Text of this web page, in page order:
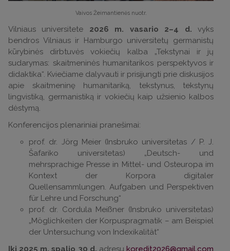
Vaivos Žeimantienės nuotr.
Vilniaus universitete 2026 m. vasario 2–4 d. vyks
bendros Vilniaus ir Hamburgo universitetų germanistų
kūrybinės dirbtuvės vokiečių kalba „Tekstynai ir jų
sudarymas: skaitmeninės humanitarikos perspektyvos ir
didaktika“. Kviečiame dalyvauti ir prisijungti prie diskusijos
apie skaitmeninę humanitariką, tekstynus, tekstynų
lingvistiką, germanistiką ir vokiečių kaip užsienio kalbos
dėstymą.
Konferencijos plenariniai pranešimai:
prof. dr. Jörg Meier (Insbruko universitetas / P. J.
Šafariko universitetas) „Deutsch- und
mehrsprachige Presse in Mittel- und Osteuropa im
Kontext der Korpora digitaler
Quellensammlungen. Aufgaben und Perspektiven
für Lehre und Forschung“
prof. dr. Cordula Meißner (Insbruko universitetas)
„Möglichkeiten der Korpuspragmatik – am Beispiel
der Untersuchung von Indexikalität“
Iki 2025 m. spalio 30 d. adresukoredit2026@gmail.com